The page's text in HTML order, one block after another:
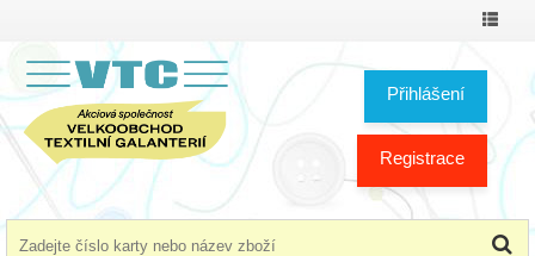
Přihlášení
Registrace